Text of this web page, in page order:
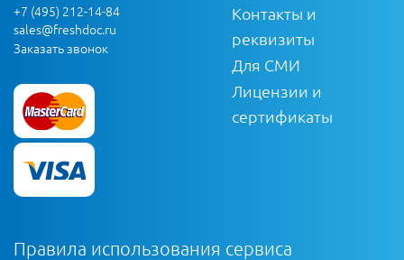
+7 (495) 212-14-84
sales@freshdoc.ru
Заказать звонок
Контакты и
реквизиты
Для СМИ
Лицензии и
сертификаты
Правила использования сервиса